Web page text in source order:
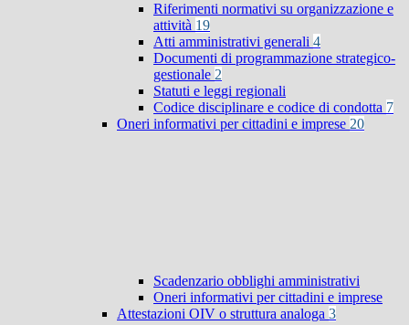
Riferimenti normativi su organizzazione e
attività 19
Atti amministrativi generali 4
Documenti di programmazione strategico-
gestionale 2
Statuti e leggi regionali
Codice disciplinare e codice di condotta 7
Oneri informativi per cittadini e imprese 20
Scadenzario obblighi amministrativi
Oneri informativi per cittadini e imprese
Attestazioni OIV o struttura analoga 3